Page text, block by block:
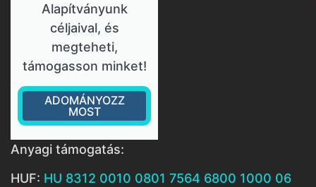
Alapítványunk
céljaival, és
megteheti,
támogasson minket!
ADOMÁNYOZZ
MOST
Anyagi támogatás:
HUF: HU 8312 0010 0801 7564 6800 1000 06